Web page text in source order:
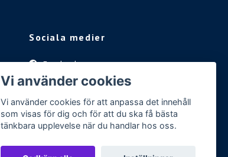
Sociala medier
Facebook
Instagram
Vi använder cookies
Vi använder cookies för att anpassa det innehåll
som visas för dig och för att du ska få bästa
tänkbara upplevelse när du handlar hos oss.